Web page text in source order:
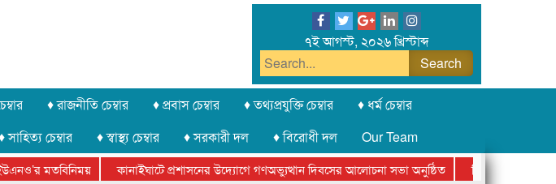
৭ই আগস্ট, ২০২৬ খ্রিস্টাব্দ
♦ রাজনীতি চেম্বার ♦ প্রবাস চেম্বার ♦ তথ্যপ্রযুক্তি চেম্বার
♦ ধর্ম চেম্বার
সাহিত্য চেম্বার ♦ স্বাস্থ্য চেম্বার ♦ সরকারী দল ♦ বিরোধী দল
Our Team
মতবিনিময় কানাইঘাটে প্রশাসনের উদ্যোগে গণঅভ্যুত্থান দিবসের আলোচনা সভা অনুষ্ঠিত
সিলেট অনলাইন